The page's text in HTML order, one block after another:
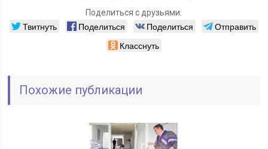
Поделиться с друзьями:
Твитнуть Поделиться Поделиться
Отправить
Класснуть
Похожие публикации